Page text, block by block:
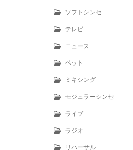
ソフトシンセ
テレビ
ニュース
ペット
ミキシング
モジュラーシンセ
ライブ
ラジオ
リハーサル